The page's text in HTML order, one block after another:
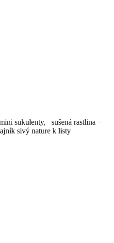
sukulenty, sušená rastlina –
sivý nature k listy